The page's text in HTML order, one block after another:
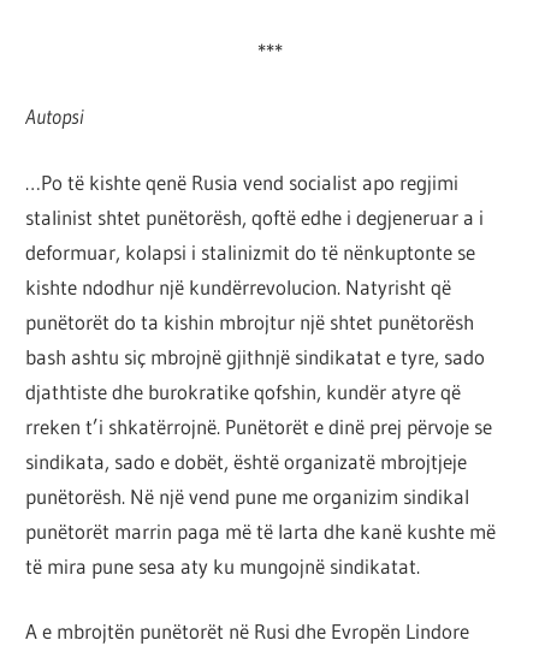
***
Autopsi
…Po të kishte qenë Rusia vend socialist apo regjimi
stalinist shtet punëtorësh, qoftë edhe i degjeneruar a i
deformuar, kolapsi i stalinizmit do të nënkuptonte se
kishte ndodhur një kundërrevolucion. Natyrisht që
punëtorët do ta kishin mbrojtur një shtet punëtorësh
bash ashtu siç mbrojnë gjithnjë sindikatat e tyre, sado
djathtiste dhe burokratike qofshin, kundër atyre që
rreken t’i shkatërrojnë. Punëtorët e dinë prej përvoje se
sindikata, sado e dobët, është organizatë mbrojtjeje
punëtorësh. Në një vend pune me organizim sindikal
punëtorët marrin paga më të larta dhe kanë kushte më
të mira pune sesa aty ku mungojnë sindikatat.
A e mbrojtën punëtorët në Rusi dhe Evropën Lindore